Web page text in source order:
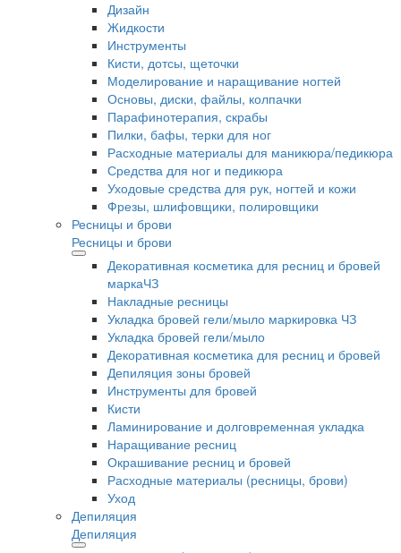
Дизайн
Жидкости
Инструменты
Кисти, дотсы, щеточки
Моделирование и наращивание ногтей
Основы, диски, файлы, колпачки
Парафинотерапия, скрабы
Пилки, бафы, терки для ног
Расходные материалы для маникюра/педикюра
Средства для ног и педикюра
Уходовые средства для рук, ногтей и кожи
Фрезы, шлифовщики, полировщики
Ресницы и брови
Ресницы и брови
Декоративная косметика для ресниц и бровей
маркаЧЗ
Накладные ресницы
Укладка бровей гели/мыло маркировка ЧЗ
Укладка бровей гели/мыло
Декоративная косметика для ресниц и бровей
Депиляция зоны бровей
Инструменты для бровей
Кисти
Ламинирование и долговременная укладка
Наращивание ресниц
Окрашивание ресниц и бровей
Расходные материалы (ресницы, брови)
Уход
Депиляция
Депиляция